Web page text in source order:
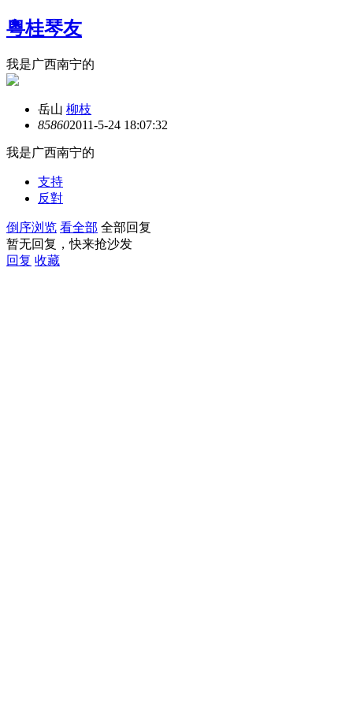
粵桂琴友
我是广西南宁的
岳山 柳枝
858602011-5-24 18:07:32
我是广西南宁的
支持
反對
倒序浏览 看全部 全部回复
暂无回复，快来抢沙发
回复 收藏